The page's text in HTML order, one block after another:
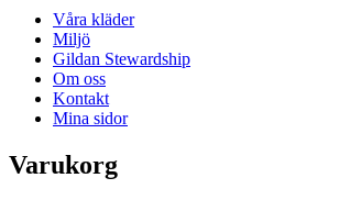
Våra kläder
Miljö
Gildan Stewardship
Om oss
Kontakt
Mina sidor
Varukorg